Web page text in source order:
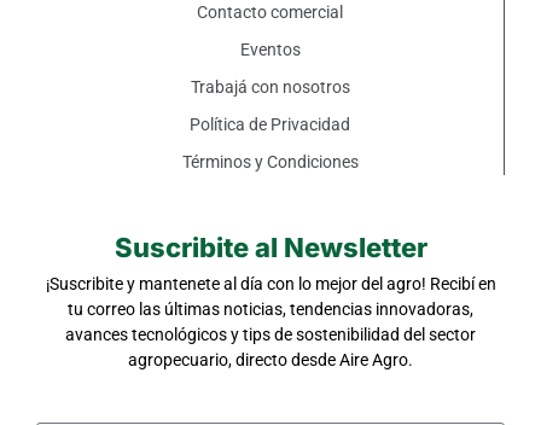
Contacto comercial
Eventos
Trabajá con nosotros
Política de Privacidad
Términos y Condiciones
Suscribite al Newsletter
¡Suscribite y mantenete al día con lo mejor del agro! Recibí en
tu correo las últimas noticias, tendencias innovadoras,
avances tecnológicos y tips de sostenibilidad del sector
agropecuario, directo desde Aire Agro.